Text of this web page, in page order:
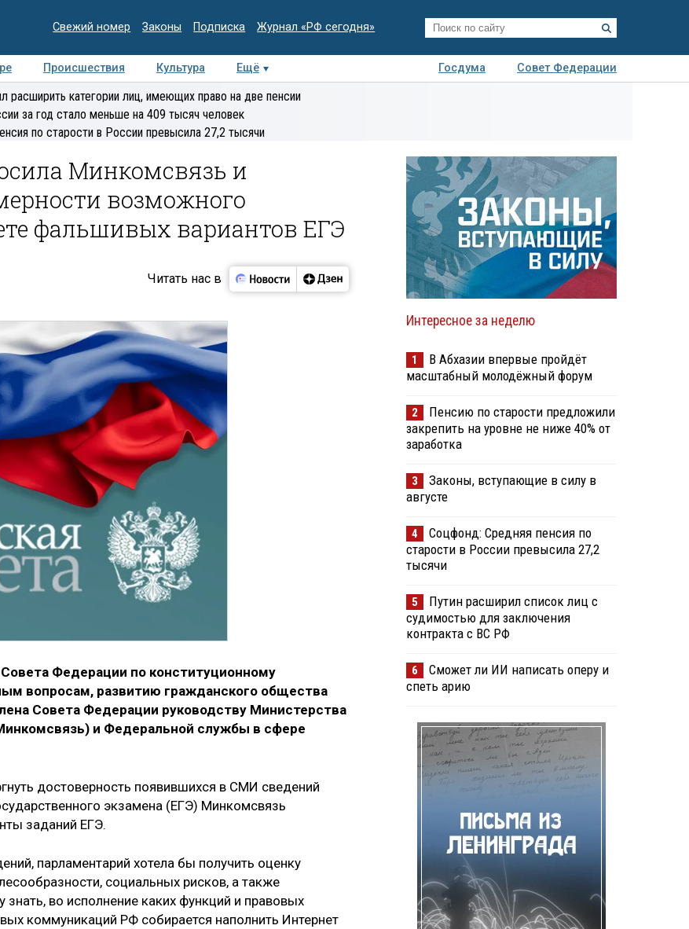
Свежий номер Законы Подписка Журнал «РФ сегодня»
Происшествия Культура Ещё Госдума
Совет Федерации
Медиацентр Интервью Колумнисты
Деловая
расширить категории лиц, имеющих право на две пенсии
за год стало меньше на 409 тысяч человек
по старости в России превысила 27,2 тысячи
Минкомсвязь и
возможного
фальшивых вариантов ЕГЭ
Читать нас в
Федерации по конституционному
вопросам, развитию гражданского общества
Совета Федерации руководству Министерства
и Федеральной службы в сфере
достоверность появившихся в СМИ сведений
экзамена (ЕГЭ) Минкомсвязь
заданий ЕГЭ.
парламентарий хотела бы получить оценку
социальных рисков, а также
знать, во исполнение каких функций и правовых
коммуникаций РФ собирается наполнить Интернет
Интересное за неделю
1
В Абхазии впервые пройдёт
масштабный молодёжный форум
2
Пенсию по старости предложили
закрепить на уровне не ниже 40% от
заработка
3
Законы, вступающие в силу в
августе
4
Соцфонд: Средняя пенсия по
старости в России превысила 27,2
тысячи
5
Путин расширил список лиц с
судимостью для заключения
контракта с ВС РФ
6
Сможет ли ИИ написать оперу и
спеть арию